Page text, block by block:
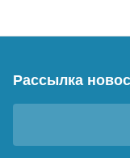
Рассылка